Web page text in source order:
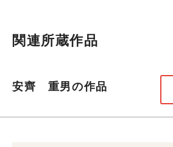
関連所蔵作品
安齊 重男の作品